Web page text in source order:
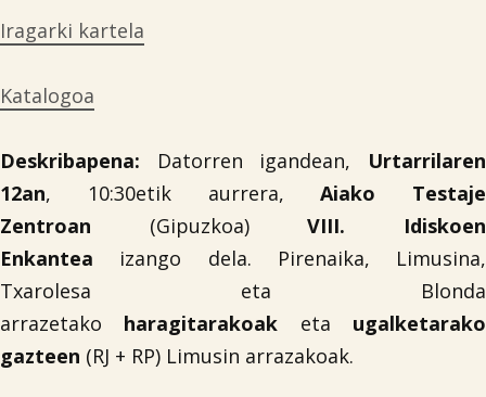
Iragarki kartela
Katalogoa
Deskribapena: Datorren igandean, Urtarrilaren
12an, 10:30etik aurrera,Aiako Testaje
Zentroan (Gipuzkoa)VIII. Idiskoen
Enkantea izango dela. Pirenaika, Limusina,
Txarolesa eta Blonda
arrazetako haragitarakoak eta ugalketarako
gazteen (RJ + RP) Limusin arrazakoak.